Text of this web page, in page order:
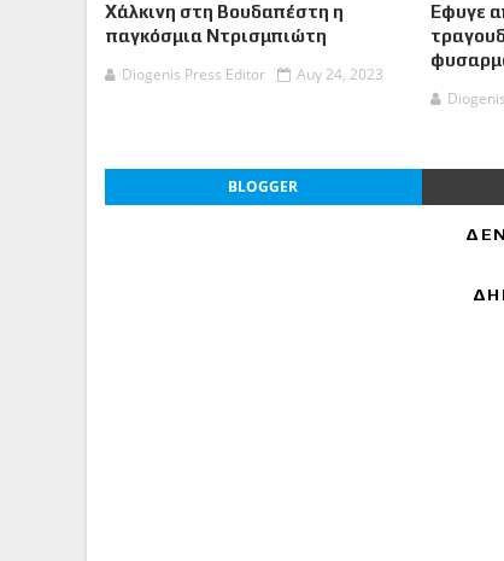
Χάλκινη στη Βουδαπέστη η
παγκόσμια Ντρισμπιώτη
Diogenis Press Editor
Αυγ 24, 2023
Έφυγε
BLOGGER